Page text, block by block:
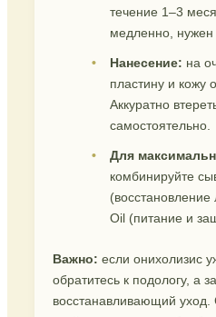
течение 1–3
медленно, нужен
Нанесение: на
пластину и кожу
Аккуратно
самостоятельно.
Для
комбинируйте
Oil (питание и
Важно: если онихолизис
обратитесь к подологу, а
восстанавливающий